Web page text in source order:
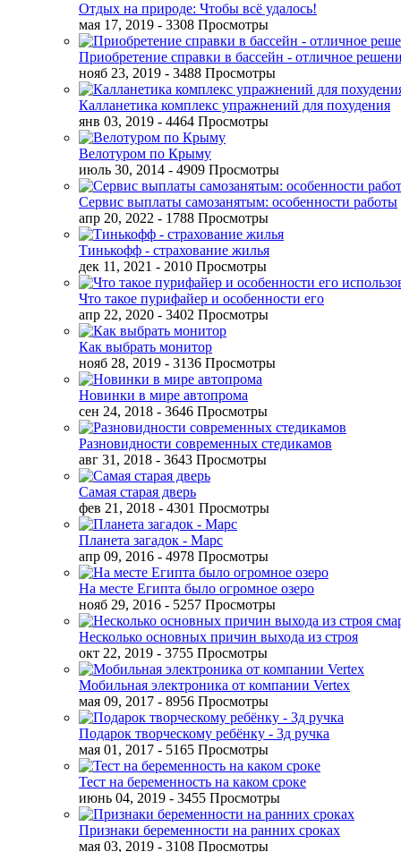
Отдых на природе: Чтобы всё удалось!
мая 17, 2019 - 3308 Просмотры
Приобретение справки в бассейн - отличное
нояб 23, 2019 - 3488 Просмотры
Калланетика комплекс упражнений для похудения
янв 03, 2019 - 4464 Просмотры
Велотуром по Крыму
июль 30, 2014 - 4909 Просмотры
Сервис выплаты самозанятым: особенности работы
апр 20, 2022 - 1788 Просмотры
Тинькофф - страхование жилья
дек 11, 2021 - 2010 Просмотры
Что такое пурифайер и особенности его
апр 22, 2020 - 3402 Просмотры
Как выбрать монитор
нояб 28, 2019 - 3136 Просмотры
Новинки в мире автопрома
сен 24, 2018 - 3646 Просмотры
Разновидности современных стедикамов
авг 31, 2018 - 3643 Просмотры
Самая старая дверь
фев 21, 2018 - 4301 Просмотры
Планета загадок - Марс
апр 09, 2016 - 4978 Просмотры
На месте Египта было огромное озеро
нояб 29, 2016 - 5257 Просмотры
Несколько основных причин выхода из строя
окт 22, 2019 - 3755 Просмотры
Мобильная электроника от компании Vertex
мая 09, 2017 - 8956 Просмотры
Подарок творческому ребёнку - 3д ручка
мая 01, 2017 - 5165 Просмотры
Тест на беременность на каком сроке
июнь 04, 2019 - 3455 Просмотры
Признаки беременности на ранних сроках
мая 03, 2019 - 3108 Просмотры